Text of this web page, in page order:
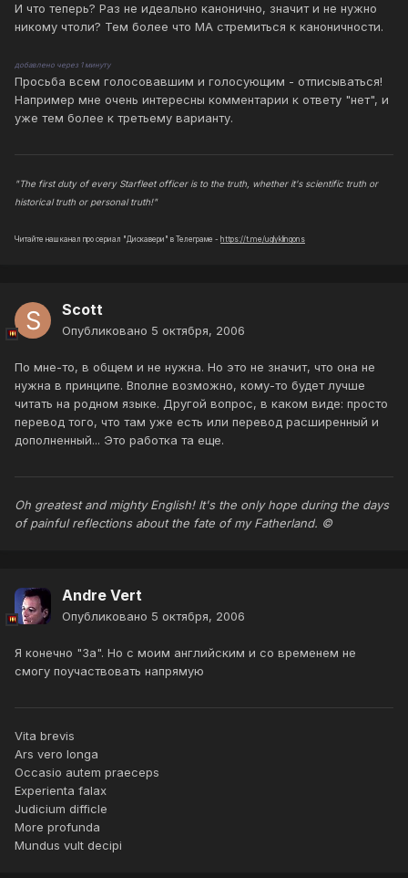
И что теперь? Раз не идеально канонично, значит и не нужно
никому чтоли? Тем более что МА стремиться к каноничности.
добавлено через 1 минуту
Просьба всем голосовавшим и голосующим - отписываться!
Например мне очень интересны комментарии к ответу "нет", и
уже тем более к третьему варианту.
"The first duty of every Starfleet officer is to the truth, whether it's scientific truth or
historical truth or personal truth!"
Читайте наш канал про сериал "Дискавери" в Телеграме - https://t.me/uglyklingons
Scott
Опубликовано 5 октября, 2006
По мне-то, в общем и не нужна. Но это не значит, что она не
нужна в принципе. Вполне возможно, кому-то будет лучше
читать на родном языке. Другой вопрос, в каком виде: просто
перевод того, что там уже есть или перевод расширенный и
дополненный... Это работка та еще.
Oh greatest and mighty English! It's the only hope during the days
of painful reflections about the fate of my Fatherland. ©
Andre Vert
Опубликовано 5 октября, 2006
Я конечно "За". Но с моим английским и со временем не
смогу поучаствовать напрямую
Vita brevis
Ars vero longa
Occasio autem praeceps
Experienta falax
Judicium difficle
More profunda
Mundus vult decipi